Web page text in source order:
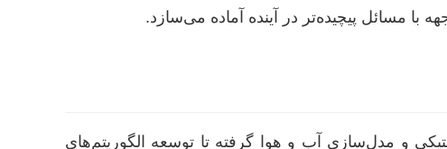
با مسائل پیچیده‌تر در آینده آماده می‌سازد.
و مدل‌سازی آب و هوا گرفته تا توسعه الگوریتم‌های